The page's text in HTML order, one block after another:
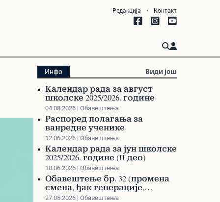
Редакција • Контакт
Инфо Види још
Календар рада за август
школске 2025/2026. године
04.08.2026 | Обавештења
Распоред полагања за
ванредне ученике
12.06.2026 | Обавештења
Календар рада за јун школске
2025/2026. године (II део)
10.06.2026 | Обавештења
Обавештење бр. 32 (промена
смена, ђак генерације,
такмичења)
27.05.2026 | Обавештења